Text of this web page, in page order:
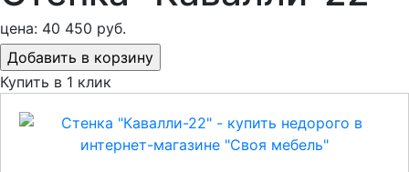
цена: 40 450 руб.
Купить в 1 клик